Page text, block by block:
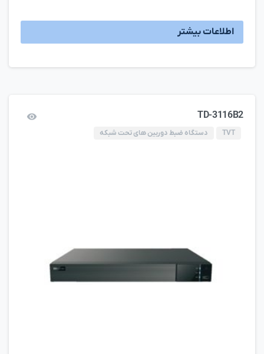
اطلاعات بیشتر
TD-3116B2
TVT دستگاه ضبط دوربین های تحت شبکه